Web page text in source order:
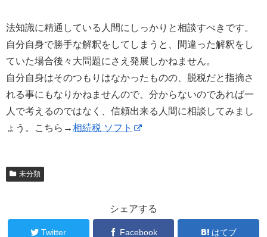
法知識に精通している人間にしっかりと相談すべきです。
自分自身で勝手な解釈をしてしまうと、間違った解釈をし
ていた場合後々大問題にさえ発展しかねません。
自分自身はそのつもりはなかったものの、脱税だと指摘さ
れる事にもなりかねませんので、分からないのであれば一
人で考えるのではなく、信頼出来る人間に相談してみまし
ょう。こちら→相続税 ソフト
未分類
シェアする
Twitter Facebook はてブ